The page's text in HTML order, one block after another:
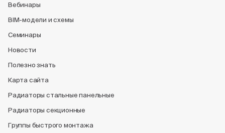
Вебинары
BIM-модели и схемы
Семинары
Новости
Полезно знать
Карта сайта
Радиаторы стальные панельные
Радиаторы секционные
Группы быстрого монтажа